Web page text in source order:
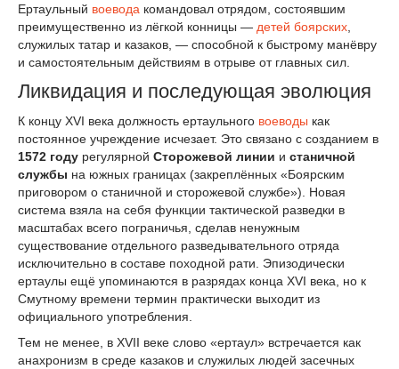
Ертаульный воевода командовал отрядом, состоявшим
преимущественно из лёгкой конницы — детей боярских
служилых татар и казаков, — способной к быстрому манёвру
и самостоятельным действиям в отрыве от главных сил.
Ликвидация и последующая эволюция
К концу XVI века должность ертаульного воеводы как
постоянное учреждение исчезает. Это связано с созданием в
1572 году регулярной Сторожевой линии и станичной
службы на южных границах (закреплённых «Боярским
приговором о станичной и сторожевой службе»). Новая
система взяла на себя функции тактической разведки в
масштабах всего пограничья, сделав ненужным
существование отдельного разведывательного отряда
исключительно в составе походной рати. Эпизодически
ертаулы ещё упоминаются в разрядах конца XVI века, но к
Смутному времени термин практически выходит из
официального употребления.
Тем не менее, в XVII веке слово «ертаул» встречается как
анахронизм в среде казаков и служилых людей засечных